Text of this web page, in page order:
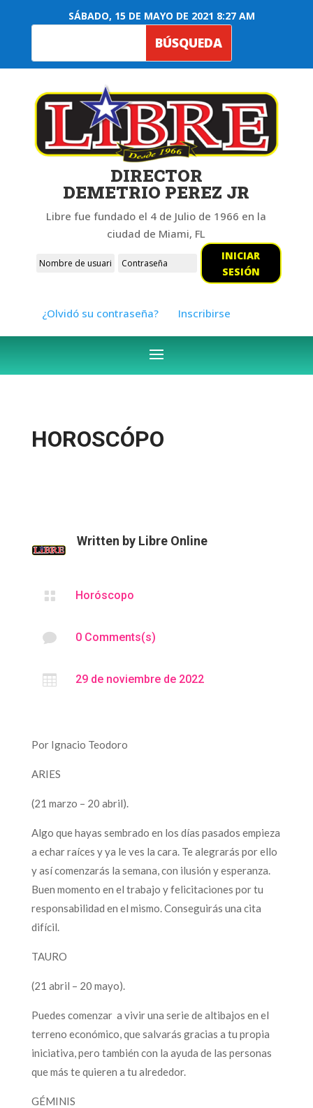
SÁBADO, 15 DE MAYO DE 2021 8:27 AM
DIRECTOR
DEMETRIO PEREZ JR
Libre fue fundado el 4 de Julio de 1966 en la
ciudad de Miami, FL
INICIAR
SESIÓN
¿Olvidó su contraseña? Inscribirse
HOROSCÓPO
Written by Libre Online
 Horóscopo
 0 Comments(s)
 29 de noviembre de 2022
Por Ignacio Teodoro
ARIES
(21 marzo – 20 abril).
Algo que hayas sembrado en los días pasados empieza
a echar raíces y ya le ves la cara. Te alegrarás por ello
y así comenzarás la semana, con ilusión y esperanza.
Buen momento en el trabajo y felicitaciones por tu
responsabilidad en el mismo. Conseguirás una cita
difícil.
TAURO
(21 abril – 20 mayo).
Puedes comenzar a vivir una serie de altibajos en el
terreno económico, que salvarás gracias a tu propia
iniciativa, pero también con la ayuda de las personas
que más te quieren a tu alrededor.
GÉMINIS